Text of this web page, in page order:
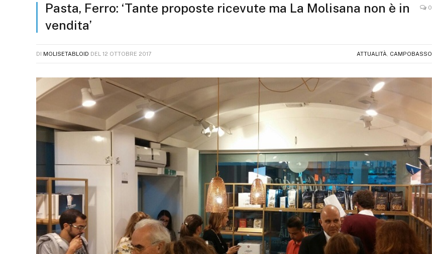
Pasta, Ferro: ‘Tante proposte ricevute ma La Molisana non è in
vendita’
0
DI MOLISETABLOID DEL 12 OTTOBRE 2017 ATTUALITÀ CAMPOBASSO